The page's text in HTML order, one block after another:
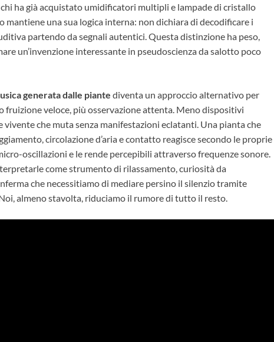
ha già acquistato umidificatori multipli e lampade di cristallo
mantiene una sua logica interna: non dichiara di decodificare i
partendo da segnali autentici. Questa distinzione ha peso,
un’invenzione interessante in pseudoscienza da salotto poco
generata dalle piante diventa un approccio alternativo per
fruizione veloce, più osservazione attenta. Meno dispositivi
che muta senza manifestazioni eclatanti. Una pianta che
circolazione d’aria e contatto reagisce secondo le proprie
oscillazioni e le rende percepibili attraverso frequenze sonore.
come strumento di rilassamento, curiosità da
che necessitiamo di mediare persino il silenzio tramite
almeno stavolta, riduciamo il rumore di tutto il resto.